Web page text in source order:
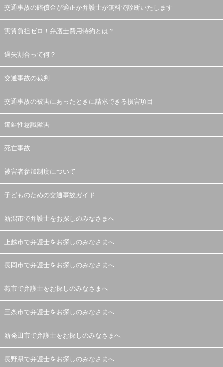
交通事故の賠償金が適正か弁護士が無料で診断いたします
実質負担ゼロ！弁護士費用特約とは？
過失割合って何？
交通事故の裁判
交通事故の被害にあったときに請求できる損害項目
遷延性意識障害
死亡事故
被害者参加制度について
子どものための交通事故ガイド
新潟市で弁護士をお探しのみなさまへ
上越市で弁護士をお探しのみなさまへ
長岡市で弁護士をお探しのみなさまへ
燕市で弁護士をお探しのみなさまへ
三条市で弁護士をお探しのみなさまへ
新発田市で弁護士をお探しのみなさまへ
長野県で弁護士をお探しのみなさまへ